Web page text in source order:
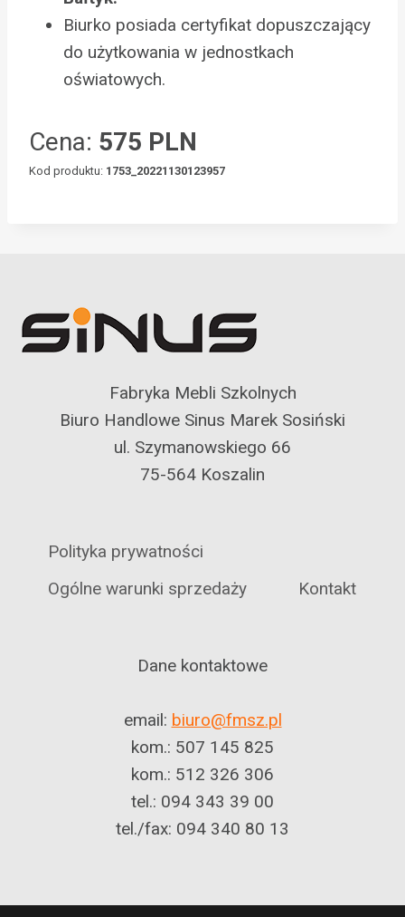
Biurko posiada certyfikat dopuszczający
do użytkowania w jednostkach
oświatowych.
Cena: 575 PLN
Kod produktu: 1753_20221130123957
Fabryka Mebli Szkolnych
Biuro Handlowe Sinus Marek Sosiński
ul. Szymanowskiego 66
75-564 Koszalin
Polityka prywatności
Ogólne warunki sprzedaży
Kontakt
Dane kontaktowe
email: biuro@fmsz.pl
kom.: 507 145 825
kom.: 512 326 306
tel.: 094 343 39 00
tel./fax: 094 340 80 13